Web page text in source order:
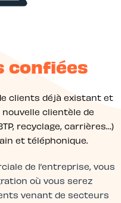
confiées
clients déjà existant et
nouvelle clientèle de
recyclage, carrières…)
et téléphonique.
de l’entreprise, vous
où vous serez
venant de secteurs